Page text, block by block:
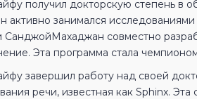
получил докторскую степень в
активно занимался
СанджойМахаджан совместно
Эта программа стала
завершил работу над своей
речи, известная как Sphinx.